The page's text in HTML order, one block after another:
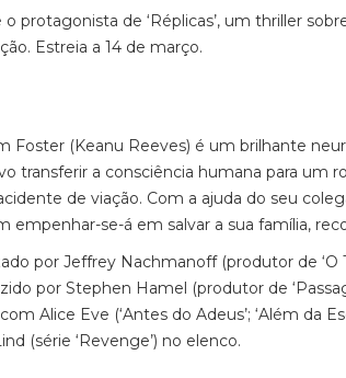
o protagonista de ‘Réplicas’, um thriller
Estreia a 14 de março.
Foster (Keanu Reeves) é um brilhante
transferir a consciência humana para um
de viação. Com a ajuda do seu
empenhar-se-á em salvar a sua família,
por Jeffrey Nachmanoff (produtor de ‘O
por Stephen Hamel (produtor de
Alice Eve (‘Antes do Adeus’; ‘Além da
(série ‘Revenge’) no elenco.